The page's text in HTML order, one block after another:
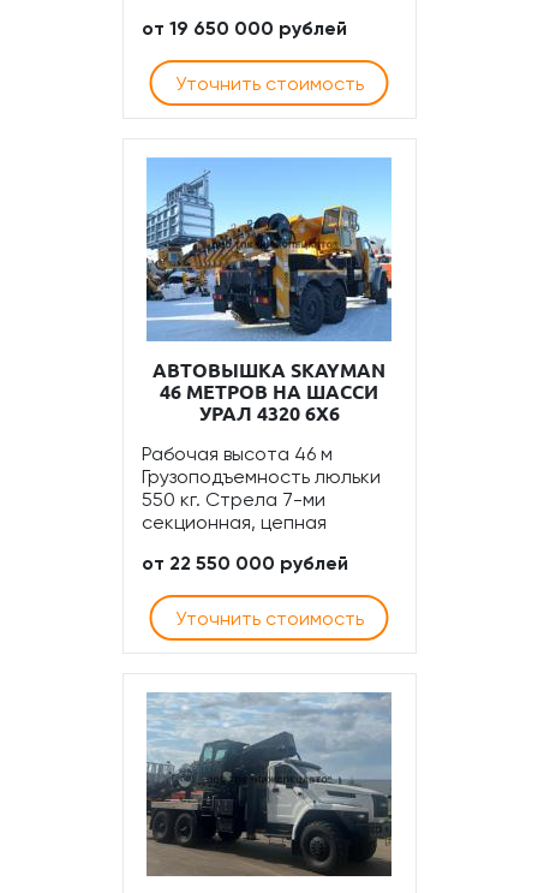
от 19 650 000 рублей
Уточнить стоимость
АВТОВЫШКА SKAYMAN
46 МЕТРОВ НА ШАССИ
УРАЛ 4320 6Х6
Рабочая высота 46 м
Грузоподъемность люльки
550 кг. Стрела 7-ми
секционная, цепная
от 22 550 000 рублей
Уточнить стоимость